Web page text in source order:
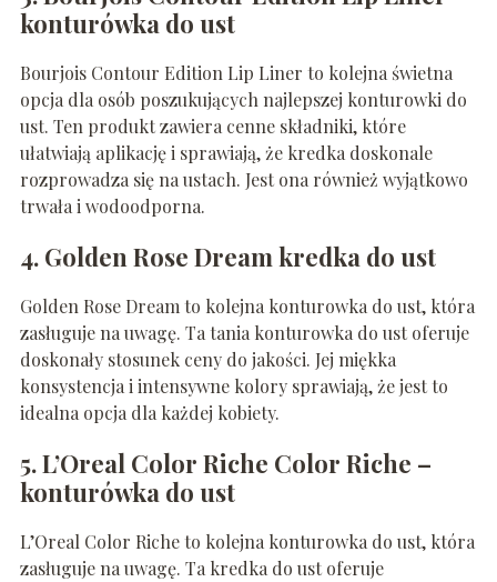
konturówka do ust
Bourjois Contour Edition Lip Liner to kolejna świetna
opcja dla osób poszukujących najlepszej konturowki do
ust. Ten produkt zawiera cenne składniki, które
ułatwiają aplikację i sprawiają, że kredka doskonale
rozprowadza się na ustach. Jest ona również wyjątkowo
trwała i wodoodporna.
4. Golden Rose Dream kredka do ust
Golden Rose Dream to kolejna konturowka do ust, która
zasługuje na uwagę. Ta tania konturowka do ust oferuje
doskonały stosunek ceny do jakości. Jej miękka
konsystencja i intensywne kolory sprawiają, że jest to
idealna opcja dla każdej kobiety.
5. L’Oreal Color Riche Color Riche –
konturówka do ust
L’Oreal Color Riche to kolejna konturowka do ust, która
zasługuje na uwagę. Ta kredka do ust oferuje